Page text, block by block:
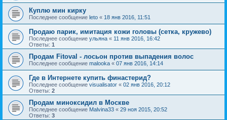
Куплю мин кирку
Последнее сообщение leto « 18 янв 2016, 11:51
Продаю парик, имитация кожи головы (сетка, кружево)
Последнее сообщение ульяна « 11 янв 2016, 16:42
Ответы: 1
Продам Fitoval - лосьон против выпадения волос
Последнее сообщение malooka « 07 янв 2016, 14:14
Где в Интернете купить финастерид?
Последнее сообщение visualisator « 02 янв 2016, 20:12
Ответы: 2
Продам миноксидил в Москве
Последнее сообщение Malvina33 « 29 ноя 2015, 20:52
Ответы: 3